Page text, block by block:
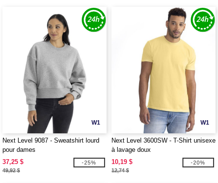
W1
Next Level 9087 - Sweatshirt lourd
pour dames
37,25 $
49,92 $
-25%
W1
Next Level 3600SW - T-Shirt unisexe
à lavage doux
10,19 $
12,74 $
-20%